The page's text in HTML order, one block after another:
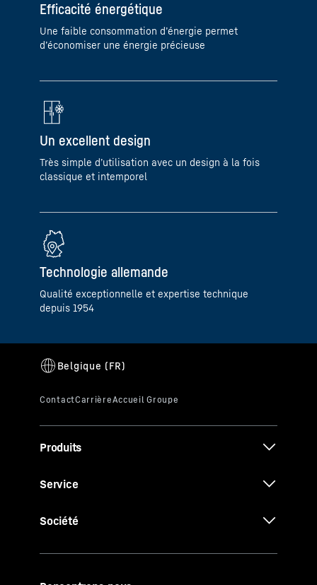
Efficacité énergétique
Une faible consommation d’énergie permet
d’économiser une énergie précieuse
Un excellent design
Très simple d’utilisation avec un design à la fois
classique et intemporel
Technologie allemande
Qualité exceptionnelle et expertise technique
depuis 1954
Produits
Service
Société